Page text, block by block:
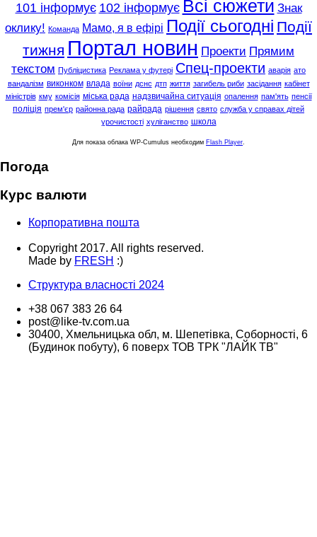
101 інформує 102 інформує Всі сюжети Знак
оклику! Команда Мамо, я в ефірі Події сьогодні Події
тижня Портал новин Проекти Прямим
текстом Публіцистика Реклама у футері Спец-проекти аварія ато
вандалізм виконком влада воїни дснс дтп життя загибель риби засідання кабінет
міністрів кму комісія міська рада надзвичайна ситуація опалення пам'ять пенсії
поліція прем'єр районна рада райрада рішення свято служба у справах дітей
урочистості хуліганство школа
Для показа облака WP-Cumulus необходим Flash Player
Погода
Курс валюти
Корпоративна пошта
Copyright 2017. All rights reserved.
Made by FRESH :)
Структура власності 2024
+38 067 383 26 64
post@like-tv.com.ua
30400, Хмельницька обл, м. Шепетівка, Соборності, 6
(Будинок побуту), 6 поверх ТОВ ТРК "ЛАЙК ТВ"